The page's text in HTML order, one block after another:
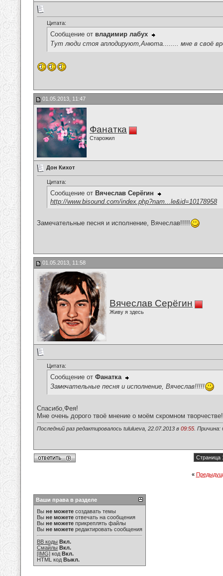
Цитата:
Сообщение от владимир лабух
Тут люди стоя аплодируют,Анюта........ мне в своё
01.05.2013, 11:47
Фанатка
Старожил
Дон Кихот
Цитата:
Сообщение от Вячеслав Серёгин
http://www.bisound.com/index.php?nam...le&id=10178958
Замечательные песня и исполнение, Вячеслав!!!!!
01.05.2013, 11:58
Вячеслав Серёгин
Живу я здесь
Цитата:
Сообщение от Фанатка
Замечательные песня и исполнение, Вячеслав!!!!!
Спасибо,Фея!
Мне очень дорого твоё мнение о моём скромном творчестве!
Последний раз редактировалось tululueva, 22.07.2013 в 09:55 .
Страница
«
Ваши права в разделе
Вы не можете создавать темы
Вы не можете отвечать на сообщения
Вы не можете прикреплять файлы
Вы не можете редактировать сообщения
BB коды Вкл.
Смайлы Вкл.
[IMG] код Вкл.
HTML код Выкл.